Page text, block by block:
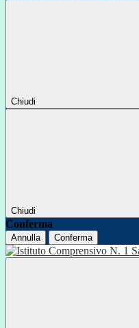
Chiudi
Chiudi
Conferma
Annulla Conferma